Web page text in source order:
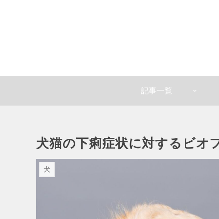
記事一覧
犬猫の下痢症状に対するビオ
犬